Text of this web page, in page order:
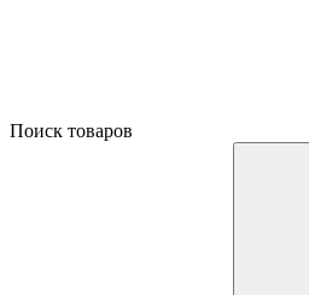
Поиск товаров